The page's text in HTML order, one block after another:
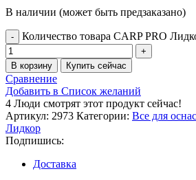
В наличии (может быть предзаказано)
Количество товара CARP PRO
В корзину Купить сейчас
Сравнение
Добавить в Список желаний
4 Люди смотрят этот продукт сейчас!
Артикул: 2973 Категории: Все для
Лидкор
Подпишись:
Доставка